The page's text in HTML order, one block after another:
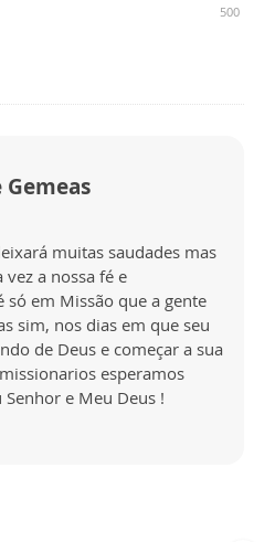
500
muitas saudades mas
a nossa fé e
só em Missão que a gente
sim, nos dias em que seu
de Deus e começar a sua
esperamos
e Meu Deus !